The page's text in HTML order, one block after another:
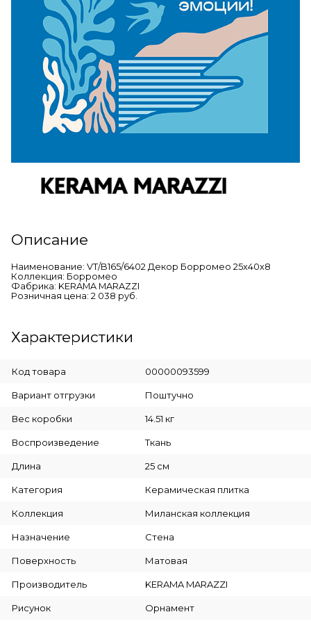
Описание
Наименование: VT/B165/6402 Декор Борромео 25x40x8
Коллекция: Борромео
Фабрика: KERAMA MARAZZI
Розничная цена: 2 038 руб.
Характеристики
Код товара 00000093599
Вариант отгрузки Поштучно
Вес коробки 14.51 кг
Воспроизведение Ткань
Длина 25 см
Категория Керамическая плитка
Коллекция Миланская коллекция
Назначение Стена
Поверхность Матовая
Производитель KERAMA MARAZZI
Рисунок Орнамент